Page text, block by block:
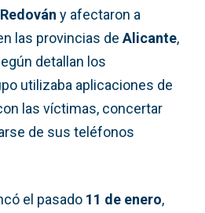
Redován y afectaron a
las provincias de Alicante,
detallan los
utilizaba aplicaciones de
las víctimas, concertar
de sus teléfonos
el pasado 11 de enero,